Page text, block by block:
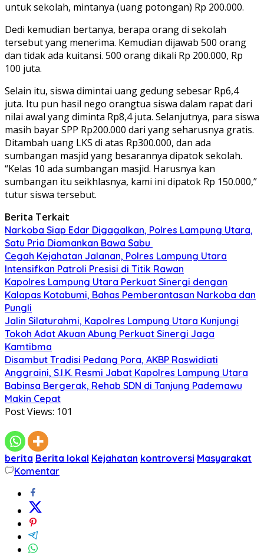
untuk sekolah, mintanya (uang potongan) Rp 200.000.
Dedi kemudian bertanya, berapa orang di sekolah
tersebut yang menerima. Kemudian dijawab 500 orang
dan tidak ada kuitansi. 500 orang dikali Rp 200.000, Rp
100 juta.
Selain itu, siswa dimintai uang gedung sebesar Rp6,4
juta. Itu pun hasil nego orangtua siswa dalam rapat dari
nilai awal yang diminta Rp8,4 juta. Selanjutnya, para siswa
masih bayar SPP Rp200.000 dari yang seharusnya gratis.
Ditambah uang LKS di atas Rp300.000, dan ada
sumbangan masjid yang besarannya dipatok sekolah.
“Kelas 10 ada sumbangan masjid. Harusnya kan
sumbangan itu seikhlasnya, kami ini dipatok Rp 150.000,”
tutur siswa tersebut.
Berita Terkait
Narkoba Siap Edar Digagalkan, Polres Lampung Utara,
Satu Pria Diamankan Bawa Sabu
Cegah Kejahatan Jalanan, Polres Lampung Utara
Intensifkan Patroli Presisi di Titik Rawan
Kapolres Lampung Utara Perkuat Sinergi dengan
Kalapas Kotabumi, Bahas Pemberantasan Narkoba dan
Pungli
Jalin Silaturahmi, Kapolres Lampung Utara Kunjungi
Tokoh Adat Akuan Abung Perkuat Sinergi Jaga
Kamtibma
Disambut Tradisi Pedang Pora, AKBP Raswidiati
Anggraini, S.I.K. Resmi Jabat Kapolres Lampung Utara
Babinsa Bergerak, Rehab SDN di Tanjung Pademawu
Makin Cepat
Post Views: 101
berita Berita lokal Kejahatan kontroversi Masyarakat
Komentar